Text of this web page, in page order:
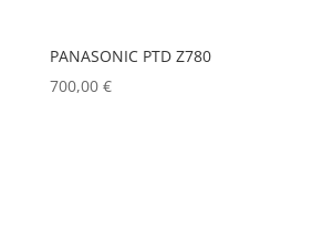
PANASONIC PTD Z780
700,00 €